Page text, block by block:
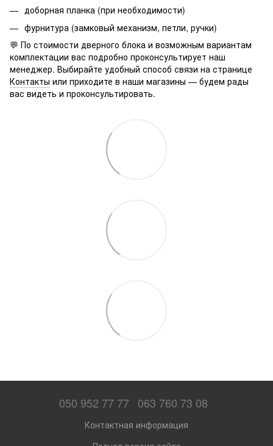
доборная планка (при необходимости)
фурнитура (замковый механизм, петли, ручки)
💬 По стоимости дверного блока и возможным вариантам
комплектации вас подробно проконсультирует наш
менеджер. Выбирайте удобный способ связи на странице
Контакты или приходите в наши магазины — будем рады
вас видеть и проконсультировать.
050 952 77 77 063 760 73 08
Контактная информация